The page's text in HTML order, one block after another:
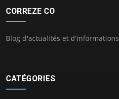
CORREZE CO
Blog d'actualités et d'informations
CATÉGORIES